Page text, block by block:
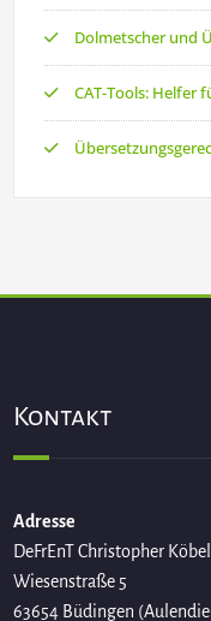
Dolmetscher und
CAT-Tools: Helfer
Kontakt
Adresse
DeFrEnT Christopher Köbel
Wiesenstraße 5
63654 Büdingen